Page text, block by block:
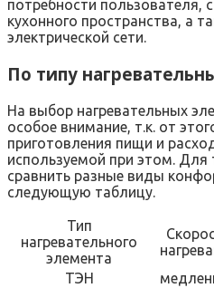
потребности пользователя,
кухонного пространства, а
электрической сети.
По типу
На выбор нагревательных
особое внимание, т.к. от
приготовления пищи и
используемой при этом. Для
сравнить разные виды
следующую таблицу.
Тип
нагревательного
элемента
ТЭН